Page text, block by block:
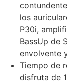
los
P30i,
BassUp de
envolvente
Tiempo de
disfruta de